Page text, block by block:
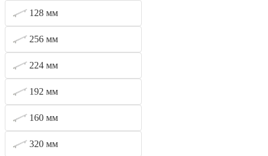
128 мм
256 мм
224 мм
192 мм
160 мм
320 мм